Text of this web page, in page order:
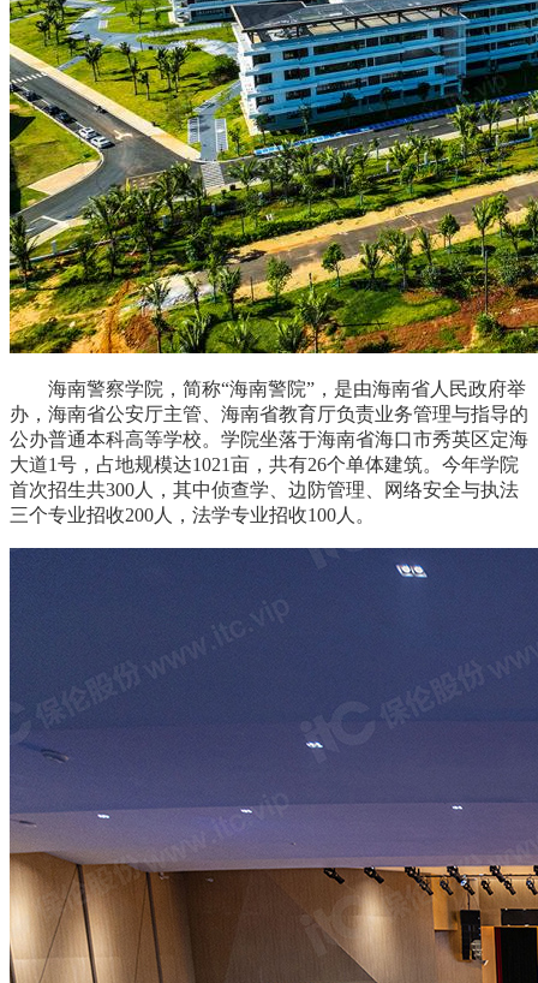
海南警察学院，简称“海南警院”，是由海南省人民政府举
办，海南省公安厅主管、海南省教育厅负责业务管理与指导的
公办普通本科高等学校。学院坐落于海南省海口市秀英区定海
大道1号，占地规模达1021亩，共有26个单体建筑。今年学院
首次招生共300人，其中侦查学、边防管理、网络安全与执法
三个专业招收200人，法学专业招收100人。